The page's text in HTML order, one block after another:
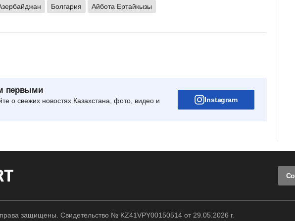
Болгария Айбота Ертайкызы
первыми
о свежих новостях Казахстана, фото, видео и
Instagram
защищены. Свидетельство № KZ41VPY00150514 от 29.05.2026 г.